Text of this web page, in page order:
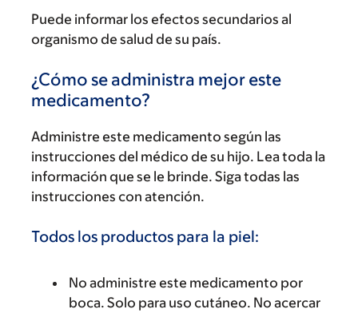
Puede informar los efectos secundarios al
organismo de salud de su país.
¿Cómo se administra mejor este
medicamento?
Administre este medicamento según las
instrucciones del médico de su hijo. Lea toda la
información que se le brinde. Siga todas las
instrucciones con atención.
Todos los productos para la piel:
No administre este medicamento por
boca. Solo para uso cutáneo. No acercar